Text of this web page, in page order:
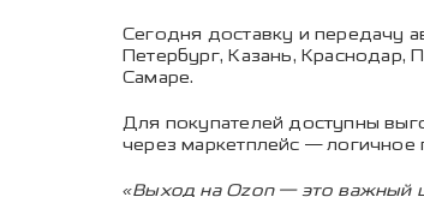
Сегодня доставку и передачу
Петербург, Казань,
Самаре.
Для покупателей доступны
через маркетплейс —
«Выход на Ozon — это важный